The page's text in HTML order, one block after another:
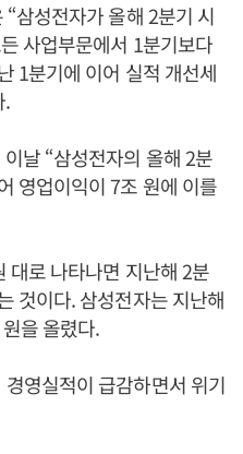
삼성전자가 올해 2분기 시
사업부문에서 1분기보다
1분기에 이어 실적 개선세
.
날 “삼성전자의 올해 2분
영업이익이 7조 원에 이를
대로 나타나면 지난해 2분
것이다. 삼성전자는 지난해
을 올렸다.
영실적이 급감하면서 위기